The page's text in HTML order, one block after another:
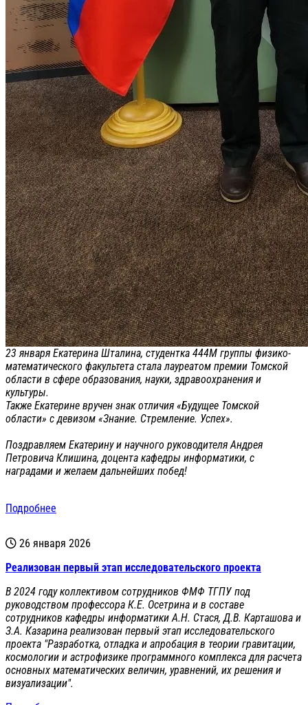
23 января Екатерина Шталина, студентка 444М группы физико-
математического факультета стала лауреатом премии Томской
области в сфере образования, науки, здравоохранения и
культуры.
Также Екатерине вручен знак отличия «Будущее Томской
области» с девизом «Знание. Стремление. Успех».
Поздравляем Екатерину и научного руководителя Андрея
Петровича Клишина, доцента кафедры информатики, с
наградами и желаем дальнейших побед!
Подробнее
26 января 2026
Реализован первый этап исследовательского проекта
В 2024 году коллективом сотрудников ФМФ ТГПУ под
руководством профессора К.Е. Осетрина и в составе
сотрудников кафедры информатики А.Н. Стася, Д.В. Карташова и
З.А. Казарина реализован первый этап исследовательского
проекта "Разработка, отладка и апробация в теории гравитации,
космологии и астрофизике программного комплекса для расчета
основных математических величин, уравнений, их решения и
визуализации".